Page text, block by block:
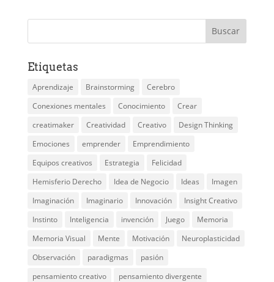
Etiquetas
Aprendizaje Brainstorming
Cerebro
Conexiones mentales
Conocimiento
Crear
creatimaker
Creatividad Creativo
Design Thinking
Emociones
emprender
Emprendimiento
Equipos creativos
Estrategia
Felicidad
Hemisferio Derecho
Idea de Negocio Ideas
Imagen
Imaginación
Imaginario Innovación
Insight Creativo
Instinto
Inteligencia invención Juego
Memoria
Memoria Visual
Mente Motivación
Neuroplasticidad
Observación
paradigmas
pasión
pensamiento creativo
pensamiento divergente